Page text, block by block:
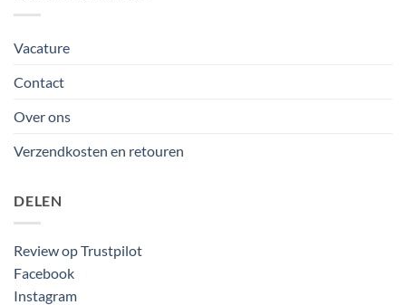
Vacature
Contact
Over ons
Verzendkosten en retouren
DELEN
Review op Trustpilot
Facebook
Instagram